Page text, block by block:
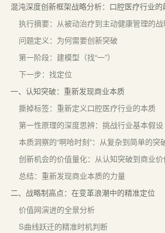
混沌深度创新框架战略分析：口腔医疗行业的
执行摘要：从被动治疗到主动健康管理的
问题定义：为何需要创新突破
第一阶段：建模型（找“一”）
下一步：找定位
一、认知突破：重新发现商业本质
撕掉标签：重新定义口腔医疗行业的本质
第一性原理的深度思辨：挑战行业基本假设
本质洞察的“啊哈时刻”：从复杂到简单的突
创新机会的价值量化：从认知突破到商业价
总结：重新发现商业本质的力量
二、战略制高点：在变革浪潮中的精准定位
价值网演进的全景分析
S曲线跃迁的精准时机判断